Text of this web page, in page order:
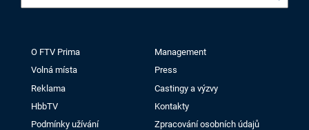
O FTV Prima
Management
Volná místa
Press
Reklama
Castingy a výzvy
HbbTV
Kontakty
Podmínky užívání
Zpracování osobních údajů